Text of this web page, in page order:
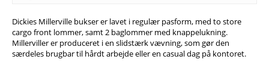
Dickies Millerville bukser er lavet i regulær pasform, med to store
cargo front lommer, samt 2 baglommer med knappelukning.
Millerviller er produceret i en slidstærk vævning, som gør den
særdeles brugbar til hårdt arbejde eller en casual dag på kontoret.